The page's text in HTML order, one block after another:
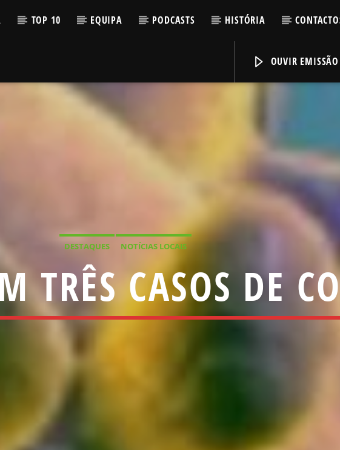
TOP 10 EQUIPA PODCASTS HISTÓRIA
OUVIR EMISSÃO
DESTAQUES NOTÍCIAS LOCAIS
TRÊS CASOS DE